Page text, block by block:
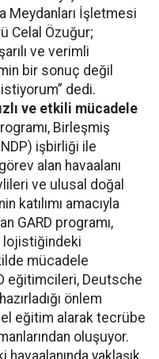
Meydanları İşletmesi
Celal Özuğur;
ve verimli
bir sonuç değil
dedi.
ve etkili mücadele
Birleşmiş
işbirliği ile
alan havaalanı
ve ulusal doğal
katılımı amacıyla
GARD programı,
lojistiğindeki
mücadele
eğitimcileri, Deutsche
önlem
eğitim alarak tecrübe
oluşuyor.
havaalanında yaklaşık